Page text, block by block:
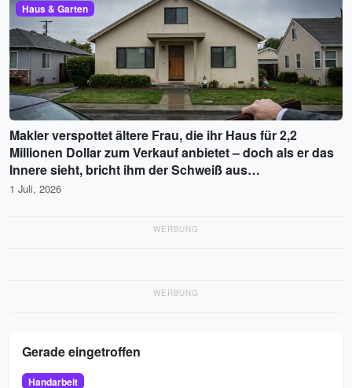
Haus & Garten
Makler verspottet ältere Frau, die ihr Haus für 2,2
Millionen Dollar zum Verkauf anbietet – doch als er das
Innere sieht, bricht ihm der Schweiß aus…
1 Juli, 2026
WERBUNG
WERBUNG
Gerade eingetroffen
Handarbeit